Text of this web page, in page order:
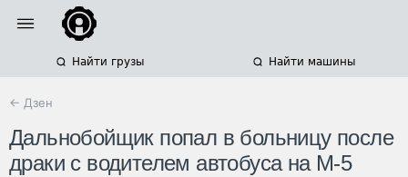
Найти грузы Найти машины
← Дзен
Дальнобойщик попал в больницу после
драки с водителем автобуса на М-5